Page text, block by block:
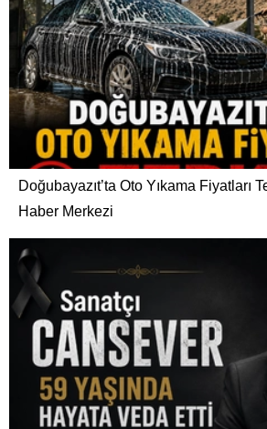
Doğubayazıt’ta Oto Yıkama Fiyatları
Haber Merkezi